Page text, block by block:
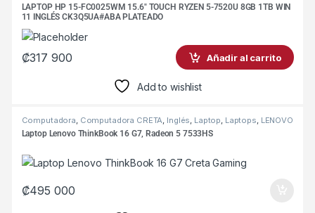
LAPTOP HP 15-FC0025WM 15.6″ TOUCH RYZEN 5-7520U 8GB 1TB WIN
11 INGLÉS CK3Q5UA#ABA PLATEADO
₡317 900 Añadir al carrito
Add to wishlist
Computadora Computadora CRETA Inglés Laptop Laptops LENOVO
INGLES
Laptop Lenovo ThinkBook 16 G7, Radeon 5 7533HS
₡495 000